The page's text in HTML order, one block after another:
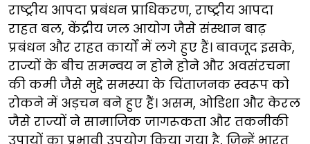
​​राष्ट्रीय आपदा प्रबंधन प्राधिकरण, राष्ट्रीय आपदा
राहत बल, केंद्रीय जल आयोग जैसे संस्थान बाढ़
प्रबंधन और राहत कार्यों में लगे हुए हैं। बावजूद इसके,
राज्यों के बीच समन्वय न होने होने और अवसंरचना
की कमी जैसे मुद्दे समस्या के चिंताजनक स्वरूप को
रोकने में अड़चन बने हुए हैं। असम, ओडिशा और केरल
जैसे राज्यों ने सामाजिक जागरूकता और तकनीकी
उपायों का प्रभावी उपयोग किया गया है, जिन्हें भारत